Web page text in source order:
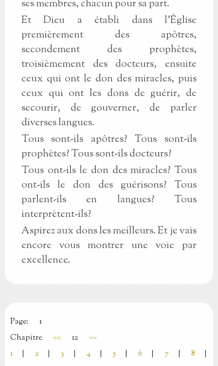
ses membres, chacun pour sa part.
Et Dieu a établi dans l'Église
premièrement des apôtres,
secondement des prophètes,
troisièmement des docteurs, ensuite
ceux qui ont le don des miracles, puis
ceux qui ont les dons de guérir, de
secourir, de gouverner, de parler
diverses langues.
Tous sont-ils apôtres? Tous sont-ils
prophètes? Tous sont-ils docteurs?
Tous ont-ils le don des miracles? Tous
ont-ils le don des guérisons? Tous
parlent-ils en langues? Tous
interprètent-ils?
Aspirez aux dons les meilleurs. Et je vais
encore vous montrer une voie par
excellence.
Page:
1
Chapitre
<< 12
>>
1
2 3 4 5 6 7 8